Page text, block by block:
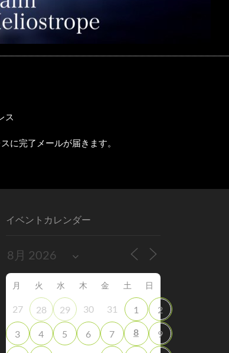
ス
に完了メールが届きます。
イベントカレンダー
月 火 水 木 金 土 日
27 28 29 30 31 1 2
3 4 5 6 7 8 9